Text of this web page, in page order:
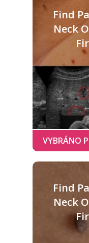
Find
Neck
Find
Neck